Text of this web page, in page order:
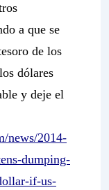
a que se
de los
dólares
y deje el
news/2014-
dumping-
if-us-